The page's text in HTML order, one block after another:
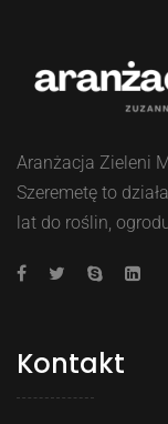
Aranżacja Zieleni
Szeremetę to
lat do roślin,
Kontakt